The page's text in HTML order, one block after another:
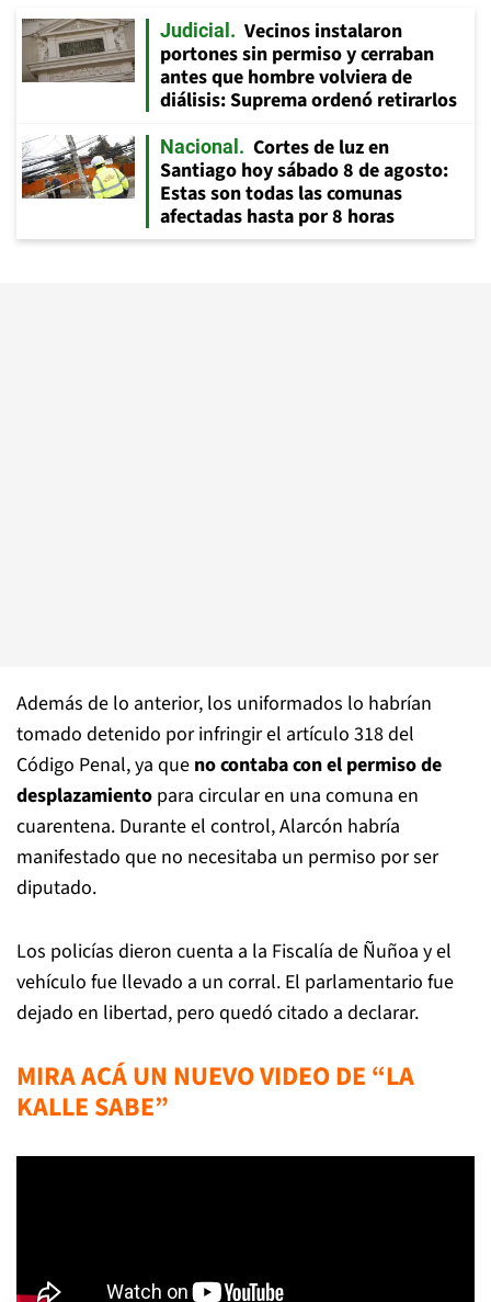
Judicial
Vecinos instalaron
portones sin permiso y cerraban
antes que hombre volviera de
diálisis: Suprema ordenó retirarlos
Nacional
Cortes de luz en
Santiago hoy sábado 8 de agosto:
Estas son todas las comunas
afectadas hasta por 8 horas
Además de lo anterior, los uniformados lo habrían
tomado detenido por infringir el artículo 318 del
Código Penal, ya que no contaba con el permiso de
desplazamiento para circular en una comuna en
cuarentena. Durante el control, Alarcón habría
manifestado que no necesitaba un permiso por ser
diputado.
Los policías dieron cuenta a la Fiscalía de Ñuñoa y el
vehículo fue llevado a un corral. El parlamentario fue
dejado en libertad, pero quedó citado a declarar.
MIRA ACÁ UN NUEVO VIDEO DE “LA
KALLE SABE”